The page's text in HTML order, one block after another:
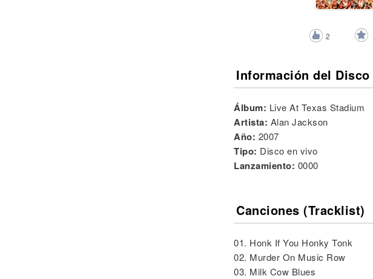
2
Información del Disco
Álbum: Live At Texas Stadium
Artista: Alan Jackson
Año: 2007
Tipo: Disco en vivo
Lanzamiento: 0000
Canciones (Tracklist)
01. Honk If You Honky Tonk
02. Murder On Music Row
03. Milk Cow Blues